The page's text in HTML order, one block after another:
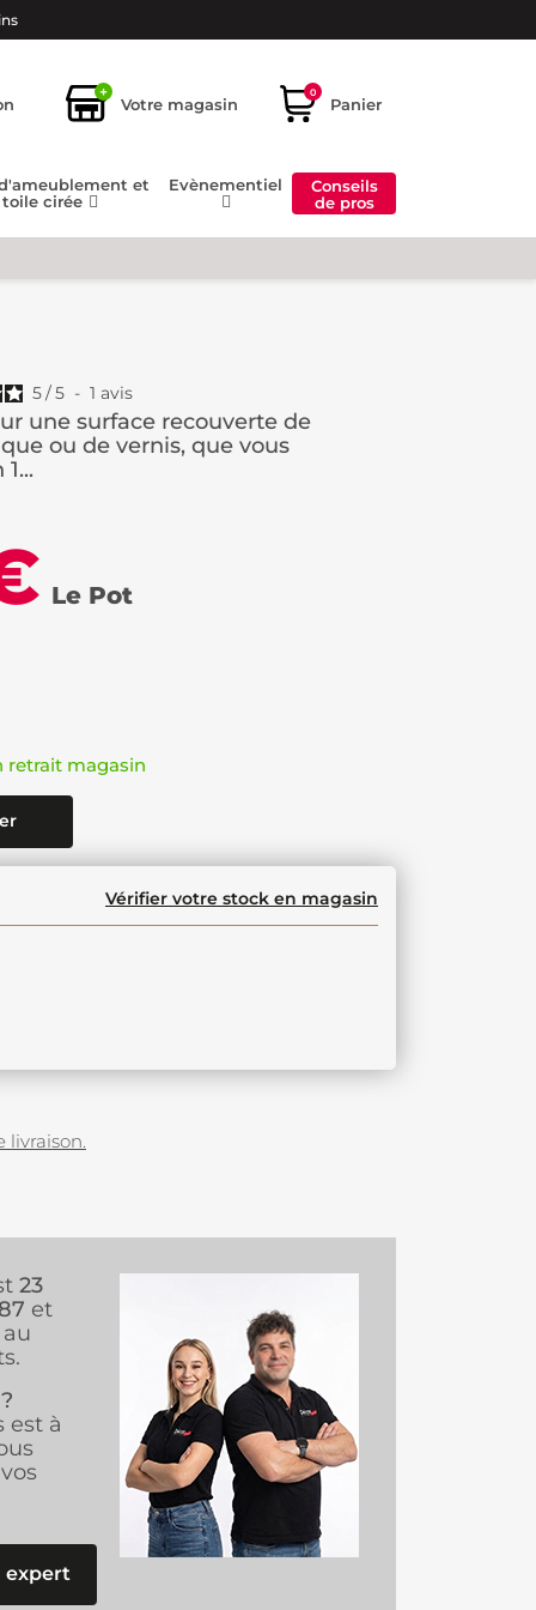
+
Votre magasin
0
Panier
et
toile cirée
Evènementiel
Conseils
de pros
5/5 - 1 avis
une surface recouverte de
ou de vernis, que vous
Le Pot
retrait magasin
Vérifier votre stock en magasin
livraison.
23
et
est à
expert